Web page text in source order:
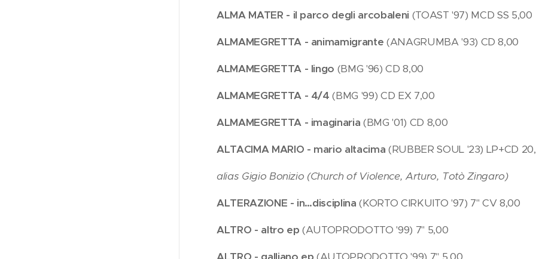
ALMA MATER - il parco degli arcobaleni (TOAST '97) MCD SS 5,00
ALMAMEGRETTA - animamigrante(ANAGRUMBA '93) CD 8,00
ALMAMEGRETTA - lingo (BMG '96) CD 8,00
ALMAMEGRETTA - 4/4(BMG '99) CD EX 7,00
ALMAMEGRETTA - imaginaria(BMG '01) CD 8,00
ALTACIMA MARIO - mario altacima (RUBBER SOUL '23) LP+CD
alias Gigio Bonizio (Church of Violence, Arturo, Totò Zingaro)
ALTERAZIONE - in…disciplina(KORTO CIRKUITO '97) 7" CV 8,00
ALTRO - altro ep(AUTOPRODOTTO '99) 7" 5,00